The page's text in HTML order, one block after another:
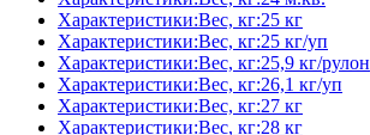
Характеристики:Вес, кг:25 кг
Характеристики:Вес, кг:25 кг/уп
Характеристики:Вес, кг:25,9 кг/рулон
Характеристики:Вес, кг:26,1 кг/уп
Характеристики:Вес, кг:27 кг
Характеристики:Вес, кг:28 кг